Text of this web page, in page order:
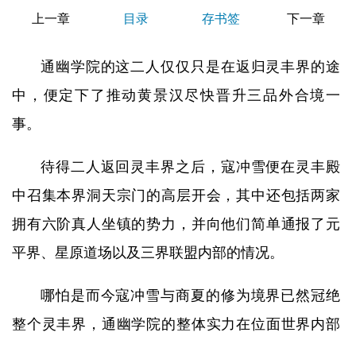
上一章 目录 存书签 下一章
通幽学院的这二人仅仅只是在返归灵丰界的途
中，便定下了推动黄景汉尽快晋升三品外合境一
事。
待得二人返回灵丰界之后，寇冲雪便在灵丰殿
中召集本界洞天宗门的高层开会，其中还包括两家
拥有六阶真人坐镇的势力，并向他们简单通报了元
平界、星原道场以及三界联盟内部的情况。
哪怕是而今寇冲雪与商夏的修为境界已然冠绝
整个灵丰界，通幽学院的整体实力在位面世界内部